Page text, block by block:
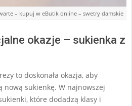
– kupuj w eButik online – swetry damskie
okazje – sukienka z
to doskonała okazja, aby
nową sukienkę. W najnowszej
które dodadzą klasy i